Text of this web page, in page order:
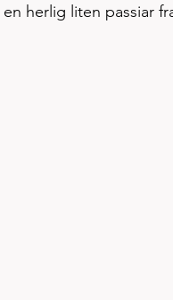
herlig liten passiar